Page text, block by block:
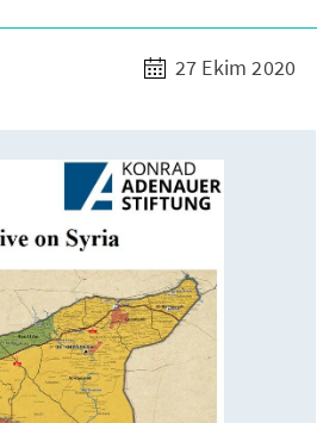
27 Ekim 2020